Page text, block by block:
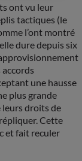
ont vu leur
tactiques (le
l’ont montré
dure depuis six
accords
une hausse
plus grande
leurs droits de
Cette
et fait reculer